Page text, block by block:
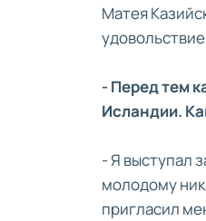
Матея
- Перед тем
Исландии.
- Я выступал
молодому
пригласил